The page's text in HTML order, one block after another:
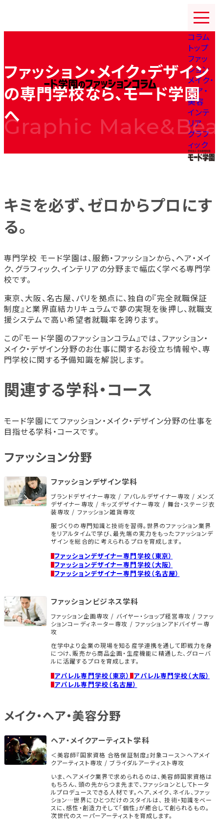
テ
ス
ッ
す
る
コラム
トップ
ファッ
ション
メイク・
ヘア・
美容
インテ
リア
グラフ
ィック
ファッション・メイク・デザイン
の専門学校なら、モード学園
へ
キミを必ず、ゼロからプロにす
る。
専門学校 モード学園は、服飾・ファッションから、ヘア・メイ
ク、グラフィック、インテリアの分野まで幅広く学べる専門学
校です。
東京、大阪、名古屋、パリを拠点に、独自の『完全就職保証
制度』と業界直結カリキュラムで夢の実現を後押し、就職支
援システムで高い希望者就職率を誇ります。
この『モード学園のファッションコラム』では、ファッション・
メイク・デザイン分野のお仕事に関するお役立ち情報や、専
門学校に関する予備知識を解説します。
関連する学科・コース
モード学園にてファッション・メイク・デザイン分野の仕事を
目指せる学科・コースです。
ファッション分野
ファッションデザイン学科
ブランドデザイナー専攻 / アパレルデザイナー専攻 / メンズ
デザイナー専攻 / キッズデザイナー専攻 / 舞台・ステージ衣
装専攻 / ファッション雑貨専攻
服づくりの専門知識と技術を習得。世界のファッション業界
をリアルタイムで学び、最先端の実力をもったファッションデ
ザインを総合的に考えられるプロを育成します。
ファッションデザイナー専門学校（東京）
ファッションデザイナー専門学校（大阪）
ファッションデザイナー専門学校（名古屋）
ファッションビジネス学科
ファッション企画専攻 / バイヤー・ショップ経営専攻 / ファッ
ションコーディネーター専攻 / ファッションアドバイザー専
攻
在学中より企業の現場を知る産学連携を通して即戦力を身
につけ、販売から商品企画・生産機能に精通した、グローバ
ルに活躍するプロを育成します。
アパレル専門学校（東京） アパレル専門学校（大阪）
アパレル専門学校（名古屋）
メイク・ヘア・美容分野
ヘア・メイクアーティスト学科
＜美容師『国家資格 合格保証制度』対象コース＞ヘアメイ
クアーティスト専攻 / ブライダルアーティスト専攻
いま、ヘアメイク業界で求められるのは、美容師国家資格は
もちろん、頭の先からつま先まで、ファッションとしてトータ
ルプロデュースできる人材です。ヘア、メイク、ネイル、ファッ
ション…世界にひとつだけのスタイルは、 技術・知識をベー
スに、感性・創造力そして「個性」が癒合して創られるもの。
次世代のスーパーアーティストを育成します。